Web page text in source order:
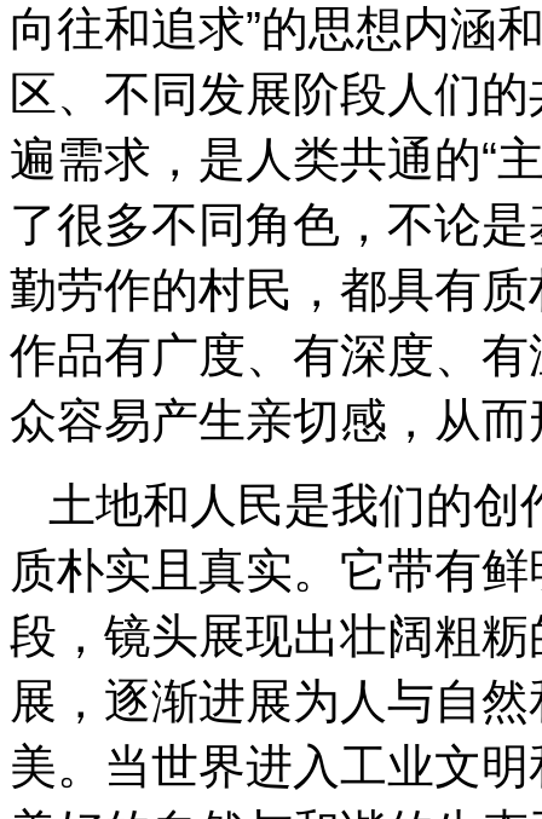
向往和追求”的思想内涵
区、不同发展阶段人们
遍需求，是人类共通的“
了很多不同角色，不论
勤劳作的村民，都具有
作品有广度、有深度、
众容易产生亲切感，从
土地和人民是我们的
质朴实且真实。它带有
段，镜头展现出壮阔粗
展，逐渐进展为人与自
美。当世界进入工业文